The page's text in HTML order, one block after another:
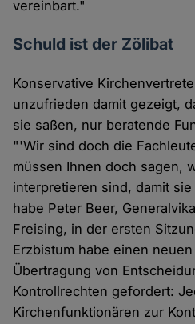
vereinbart."
Schuld ist der Zölibat
Konservative
unzufrieden damit gezeigt,
sie saßen, nur beratende
"'Wir sind doch die
müssen Ihnen doch sagen,
interpretieren sind, damit
habe Peter Beer,
Freising, in der ersten
Erzbistum habe einen
Übertragung von
Kontrollrechten gefordert:
Kirchenfunktionären zur